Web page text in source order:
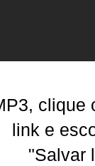
link e
"Salvar